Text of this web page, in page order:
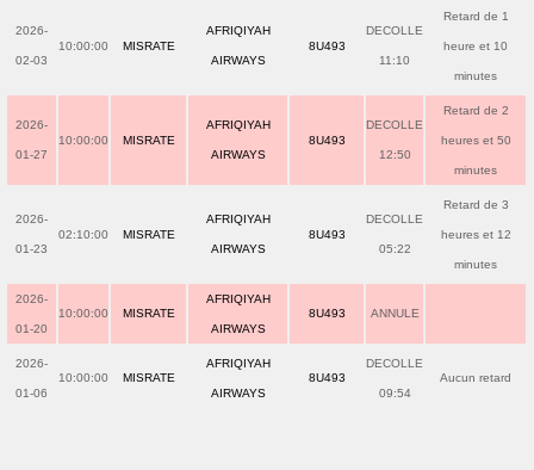
2026-
02-03
10:00:00 MISRATE
AFRIQIYAH
AIRWAYS
8U493
DECOLLE
11:10
Retard de 1
heure et 10
minutes
2026-
01-27
10:00:00 MISRATE
AFRIQIYAH
AIRWAYS
8U493
DECOLLE
12:50
Retard de 2
heures et 50
minutes
2026-
01-23
02:10:00 MISRATE
AFRIQIYAH
AIRWAYS
8U493
DECOLLE
05:22
Retard de 3
heures et 12
minutes
2026-
01-20
10:00:00 MISRATE
AFRIQIYAH
AIRWAYS
8U493 ANNULE
2026-
01-06
10:00:00 MISRATE
AFRIQIYAH
AIRWAYS
8U493
DECOLLE
09:54
Aucun retard